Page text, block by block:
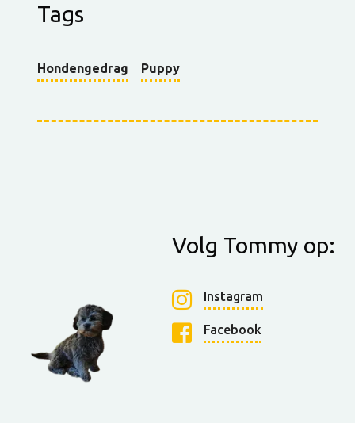
Tags
Hondengedrag Puppy
Volg Tommy op:
Instagram
Facebook